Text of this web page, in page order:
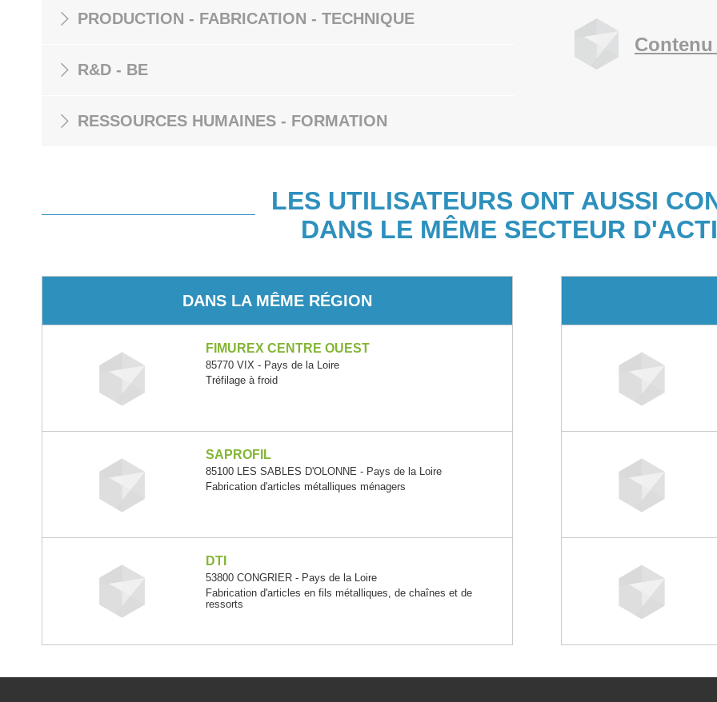
PRODUCTION - FABRICATION - TECHNIQUE
R&D - BE
RESSOURCES HUMAINES - FORMATION
LES UTILISATEURS ONT AUSSI
DANS LE MÊME SECTEUR
DANS LA MÊME RÉGION
FIMUREX CENTRE OUEST
85770 VIX - Pays de la Loire
Tréfilage à froid
SAPROFIL
85100 LES SABLES D'OLONNE - Pays de la Loire
Fabrication d'articles métalliques ménagers
DTI
53800 CONGRIER - Pays de la Loire
Fabrication d'articles en fils métalliques, de chaînes et de
ressorts